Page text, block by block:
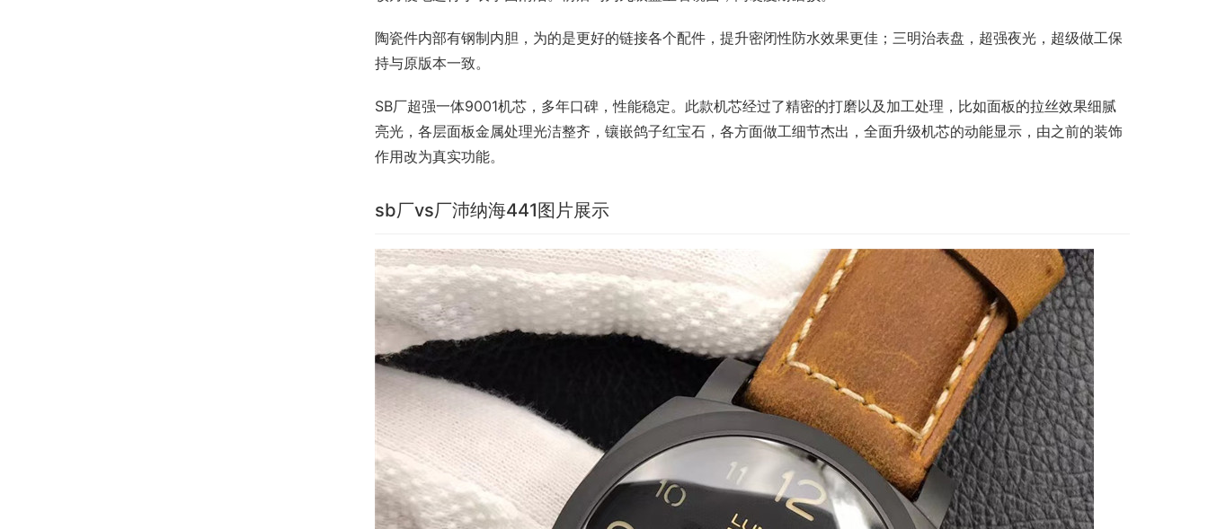
陶瓷件内部有钢制内胆，为的是更好的链接各个配件，提升密闭性防水效果更佳；三明治表盘，超强夜光，超级做工保
持与原版本一致。
SB厂超强一体9001机芯，多年口碑，性能稳定。此款机芯经过了精密的打磨以及加工处理，比如面板的拉丝效果细腻
亮光，各层面板金属处理光洁整齐，镶嵌鸽子红宝石，各方面做工细节杰出，全面升级机芯的动能显示，由之前的装饰
作用改为真实功能。
sb厂vs厂沛纳海441图片展示